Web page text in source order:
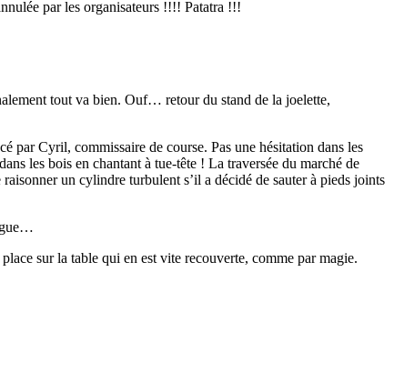
par les organisateurs !!!! Patatra !!!
tout va bien. Ouf… retour du stand de la joelette,
par Cyril, commissaire de course. Pas une hésitation dans les
les bois en chantant à tue-tête ! La traversée du marché de
un cylindre turbulent s’il a décidé de sauter à pieds joints
sur la table qui en est vite recouverte, comme par magie.